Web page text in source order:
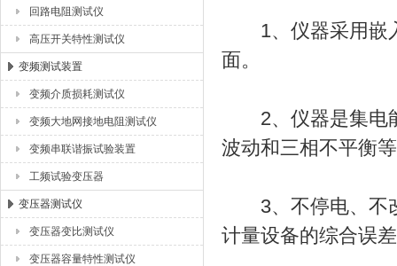
回路电阻测试仪
高压开关特性测试仪
变频测试装置
变频介质损耗测试仪
变频大地网接地电阻测试仪
变频串联谐振试验装置
工频试验变压器
变压器测试仪
变压器变比测试仪
变压器容量特性测试仪
1、仪器采用嵌入
面。
2、仪器是集电能
波动和三相不平衡
3、不停电、不改
计量设备的综合误